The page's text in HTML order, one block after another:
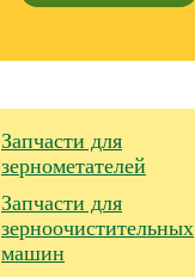
Запчасти для
зернометателей
Запчасти для
зерноочистительных
машин